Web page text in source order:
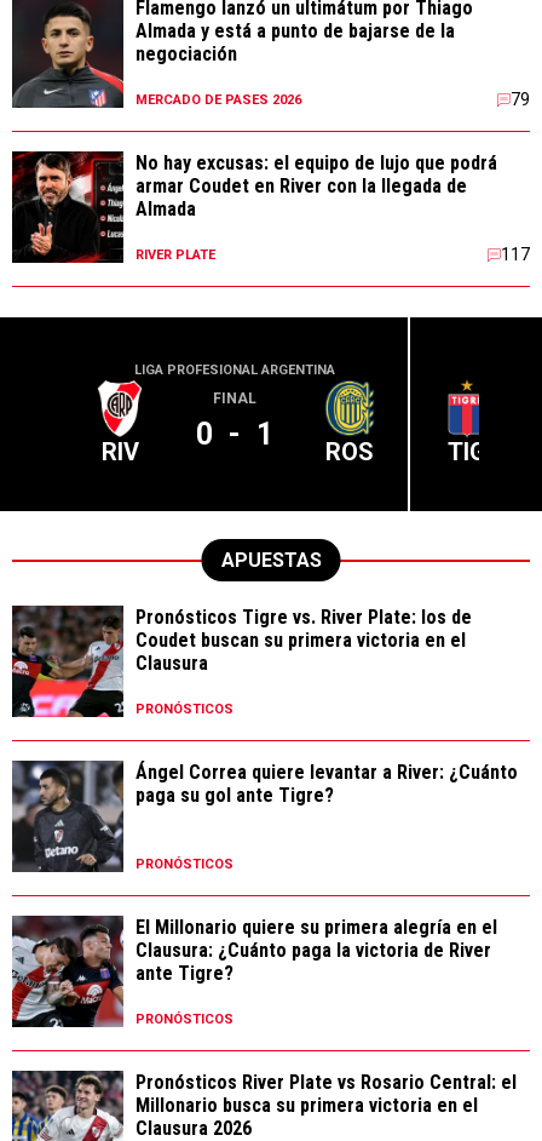
Flamengo lanzó un ultimátum por Thiago
Almada y está a punto de bajarse de la
negociación
MERCADO DE PASES 2026 79
No hay excusas: el equipo de lujo que podrá
armar Coudet en River con la llegada de
Almada
RIVER PLATE 117
LIGA PROFESIONAL ARGENTINA
RIV
FINAL
0 - 1 ROS TIG
APUESTAS
Pronósticos Tigre vs. River Plate: los de
Coudet buscan su primera victoria en el
Clausura
PRONÓSTICOS
Ángel Correa quiere levantar a River: ¿Cuánto
paga su gol ante Tigre?
PRONÓSTICOS
El Millonario quiere su primera alegría en el
Clausura: ¿Cuánto paga la victoria de River
ante Tigre?
PRONÓSTICOS
Pronósticos River Plate vs Rosario Central: el
Millonario busca su primera victoria en el
Clausura 2026